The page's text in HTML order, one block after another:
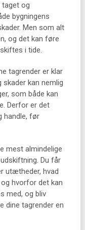
taget og
bygningens
Men som alt
og det kan føre
i tide.
tagrender er klar
kan nemlig
som både kan
Derfor er det
handle, før
mest almindelige
Du får
utætheder, hvad
hvorfor det kan
med, og bliv
dine tagrender en